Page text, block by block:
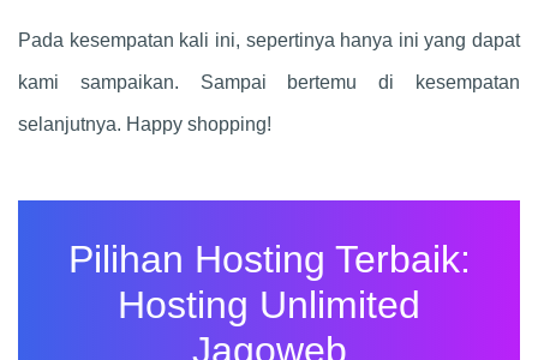
Pada kesempatan kali ini, sepertinya hanya ini yang dapat
kami sampaikan. Sampai bertemu di kesempatan
selanjutnya. Happy shopping!
Pilihan Hosting Terbaik:
Hosting Unlimited
Jagoweb